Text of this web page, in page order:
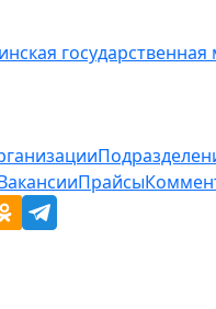
Прайсы